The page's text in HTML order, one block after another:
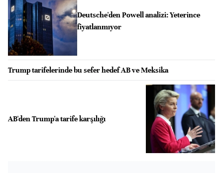
Deutsche'den Powell analizi: Yeterince
fiyatlanmıyor
Trump tarifelerinde bu sefer hedef AB ve Meksika
AB'den Trump'a tarife karşılığı